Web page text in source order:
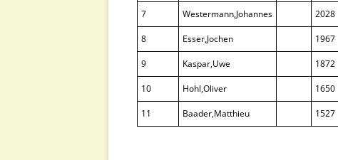
7 Westermann,Johannes 2028
8 Esser,Jochen 1967
9 Kaspar,Uwe 1872
10 Hohl,Oliver 1650
11 Baader,Matthieu 1527